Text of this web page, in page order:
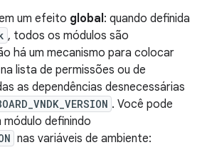
um efeito global: quando definida
, todos os módulos são
há um mecanismo para colocar
lista de permissões ou de
as dependências desnecessárias
. Você pode
definindo
nas variáveis de ambiente: